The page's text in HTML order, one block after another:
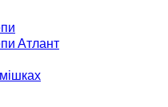
Атлант